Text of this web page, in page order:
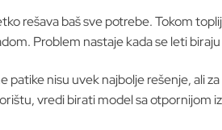
rešava baš sve potrebe. Tokom
Problem nastaje kada se leti
patike nisu uvek najbolje rešenje, ali
vredi birati model sa otpornijom